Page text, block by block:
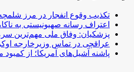
تکذیب وقوع انفجار در مرز
اعتراف رسانه صهیونیستی به
پزشکیان: وفاق ملی مهم‌ترین
عراقچی در تماس وزیرخارجه
پاشنه آشیل‌های آمریکا؛ از